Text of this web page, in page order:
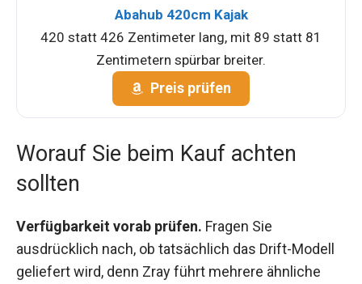
Abahub 420cm Kajak
420 statt 426 Zentimeter lang, mit 89 statt 81
Zentimetern spürbar breiter.
Preis prüfen
Worauf Sie beim Kauf achten
sollten
Verfügbarkeit vorab prüfen. Fragen Sie
ausdrücklich nach, ob tatsächlich das Drift-Modell
geliefert wird, denn Zray führt mehrere ähnliche